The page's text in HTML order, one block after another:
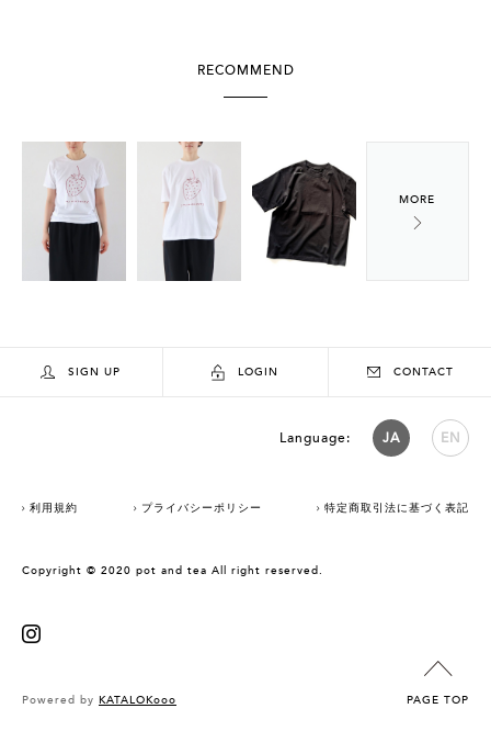
RECOMMEND
SIGN UP LOGIN CONTACT
Language: JA EN
利用規約 プライバシーポリシー 特定商取引法に基づく表記
Copyright © 2020 pot and tea All right reserved.
Powered by KATALOKooo PAGE TOP